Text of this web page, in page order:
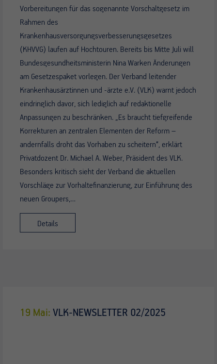
Vorbereitungen für das sogenannte Vorschaltgesetz im
Rahmen des
Krankenhausversorgungsverbesserungsgesetzes
(KHVVG) laufen auf Hochtouren. Bereits bis Mitte Juli will
Bundesgesundheitsministerin Nina Warken Änderungen
am Gesetzespaket vorlegen. Der Verband leitender
Krankenhausärztinnen und -ärzte e.V. (VLK) warnt jedoch
eindringlich davor, sich lediglich auf redaktionelle
Anpassungen zu beschränken. „Es braucht tiefgreifende
Korrekturen an zentralen Elementen der Reform –
andernfalls droht das Vorhaben zu scheitern“, erklärt
Privatdozent Dr. Michael A. Weber, Präsident des VLK.
Besonders kritisch sieht der Verband die aktuellen
Vorschläge zur Vorhaltefinanzierung, zur Einführung des
neuen Groupers,…
Details
19 Mai: VLK-NEWSLETTER 02/2025